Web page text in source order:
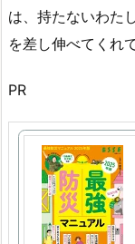
は、持たないわた
を差し伸べてくれ
PR